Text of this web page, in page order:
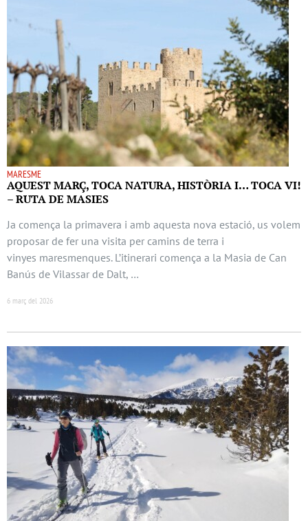
MARESME
AQUEST MARÇ, TOCA NATURA, HISTÒRIA I… TOCA VI!
– RUTA DE MASIES
Ja comença la primavera i amb aquesta nova estació, us volem
proposar de fer una visita per camins de terra i
vinyes maresmenques. L’itinerari comença a la Masia de Can
Banús de Vilassar de Dalt, …
6 març del 2026